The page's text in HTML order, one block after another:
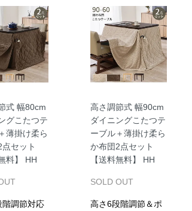
式 幅80cm
グこたつテ
薄掛け柔ら
セット
料】 HH
階調節対応
高さ調節式 幅90cm
ダイニングこたつテ
ーブル＋薄掛け柔ら
か布団2点セット
【送料無料】 HH
SOLD OUT
高さ6段階調節＆ポ